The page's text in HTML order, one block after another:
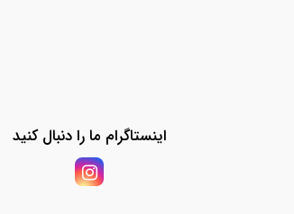
اینستاگرام ما را دنبال کنید